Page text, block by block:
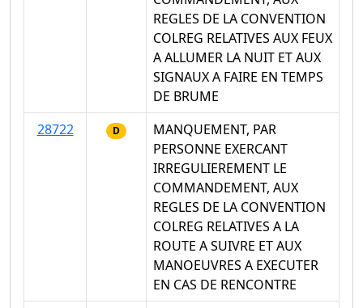
REGLES DE LA CONVENTION
COLREG RELATIVES AUX FEUX
A ALLUMER LA NUIT ET AUX
SIGNAUX A FAIRE EN TEMPS
DE BRUME
28722
D
MANQUEMENT, PAR
PERSONNE EXERCANT
IRREGULIEREMENT LE
COMMANDEMENT, AUX
REGLES DE LA CONVENTION
COLREG RELATIVES A LA
ROUTE A SUIVRE ET AUX
MANOEUVRES A EXECUTER
EN CAS DE RENCONTRE